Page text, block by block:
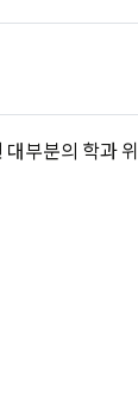
부분의 학과 위